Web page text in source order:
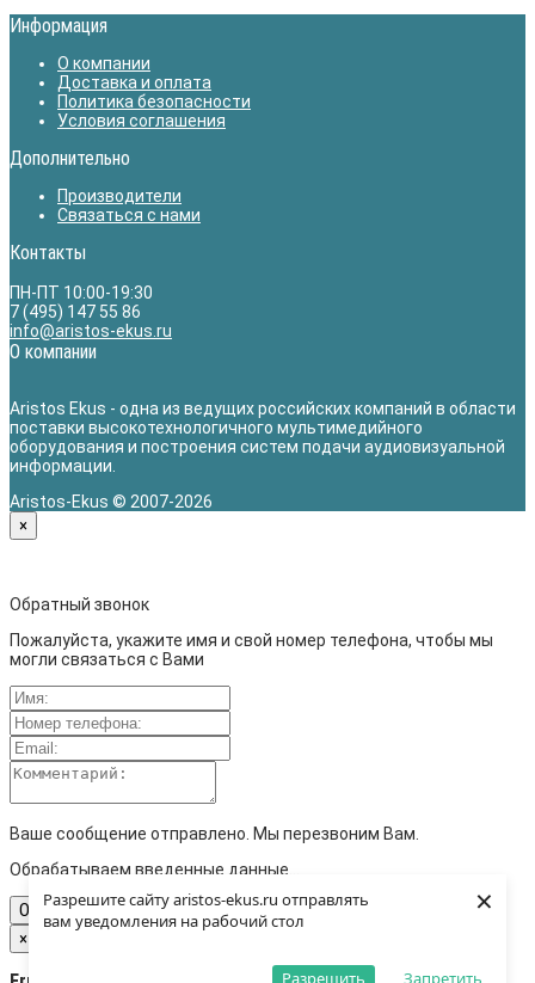
Разрешите сайту aristos-ekus.ru отправлять
вам уведомления на рабочий стол
Запретить
Разрешить
×
Информация
О компании
Доставка и оплата
Политика безопасности
Условия соглашения
Дополнительно
Производители
Связаться с нами
Контакты
ПН-ПТ 10:00-19:30
7 (495) 147 55 86
info@aristos-ekus.ru
О компании
Aristos Ekus - одна из ведущих российских компаний в области
поставки высокотехнологичного мультимедийного
оборудования и построения систем подачи аудиовизуальной
информации.
Aristos-Ekus © 2007-2026
×
Обратный звонок
Пожалуйста, укажите имя и свой номер телефона, чтобы мы
могли связаться с Вами
Ваше сообщение отправлено. Мы перезвоним Вам.
Обрабатываем введенные данные...
Отправить
×